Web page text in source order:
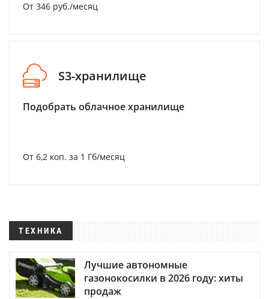
От 346 руб./месяц
S3-хранилище
Подобрать облачное хранилище
От 6,2 коп. за 1 Гб/месяц
ТЕХНИКА
Лучшие автономные
газонокосилки в 2026 году: хиты
продаж